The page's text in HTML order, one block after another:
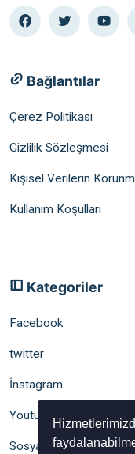
Bağlantılar
Çerez Politikası
Gizlilik Sözleşmesi
Kişisel Verilerin
Kullanım Koşulları
Kategoriler
Facebook
twitter
İnstagram
Youtube
Sosyal Medya